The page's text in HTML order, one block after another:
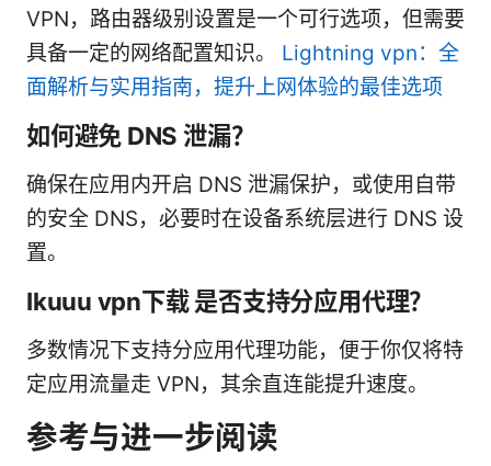
VPN，路由器级别设置是一个可行选项，但需要
具备一定的网络配置知识。 Lightning vpn：全
面解析与实用指南，提升上网体验的最佳选项
如何避免 DNS 泄漏？
确保在应用内开启 DNS 泄漏保护，或使用自带
的安全 DNS，必要时在设备系统层进行 DNS 设
置。
Ikuuu vpn下载 是否支持分应用代理？
多数情况下支持分应用代理功能，便于你仅将特
定应用流量走 VPN，其余直连能提升速度。
参考与进一步阅读